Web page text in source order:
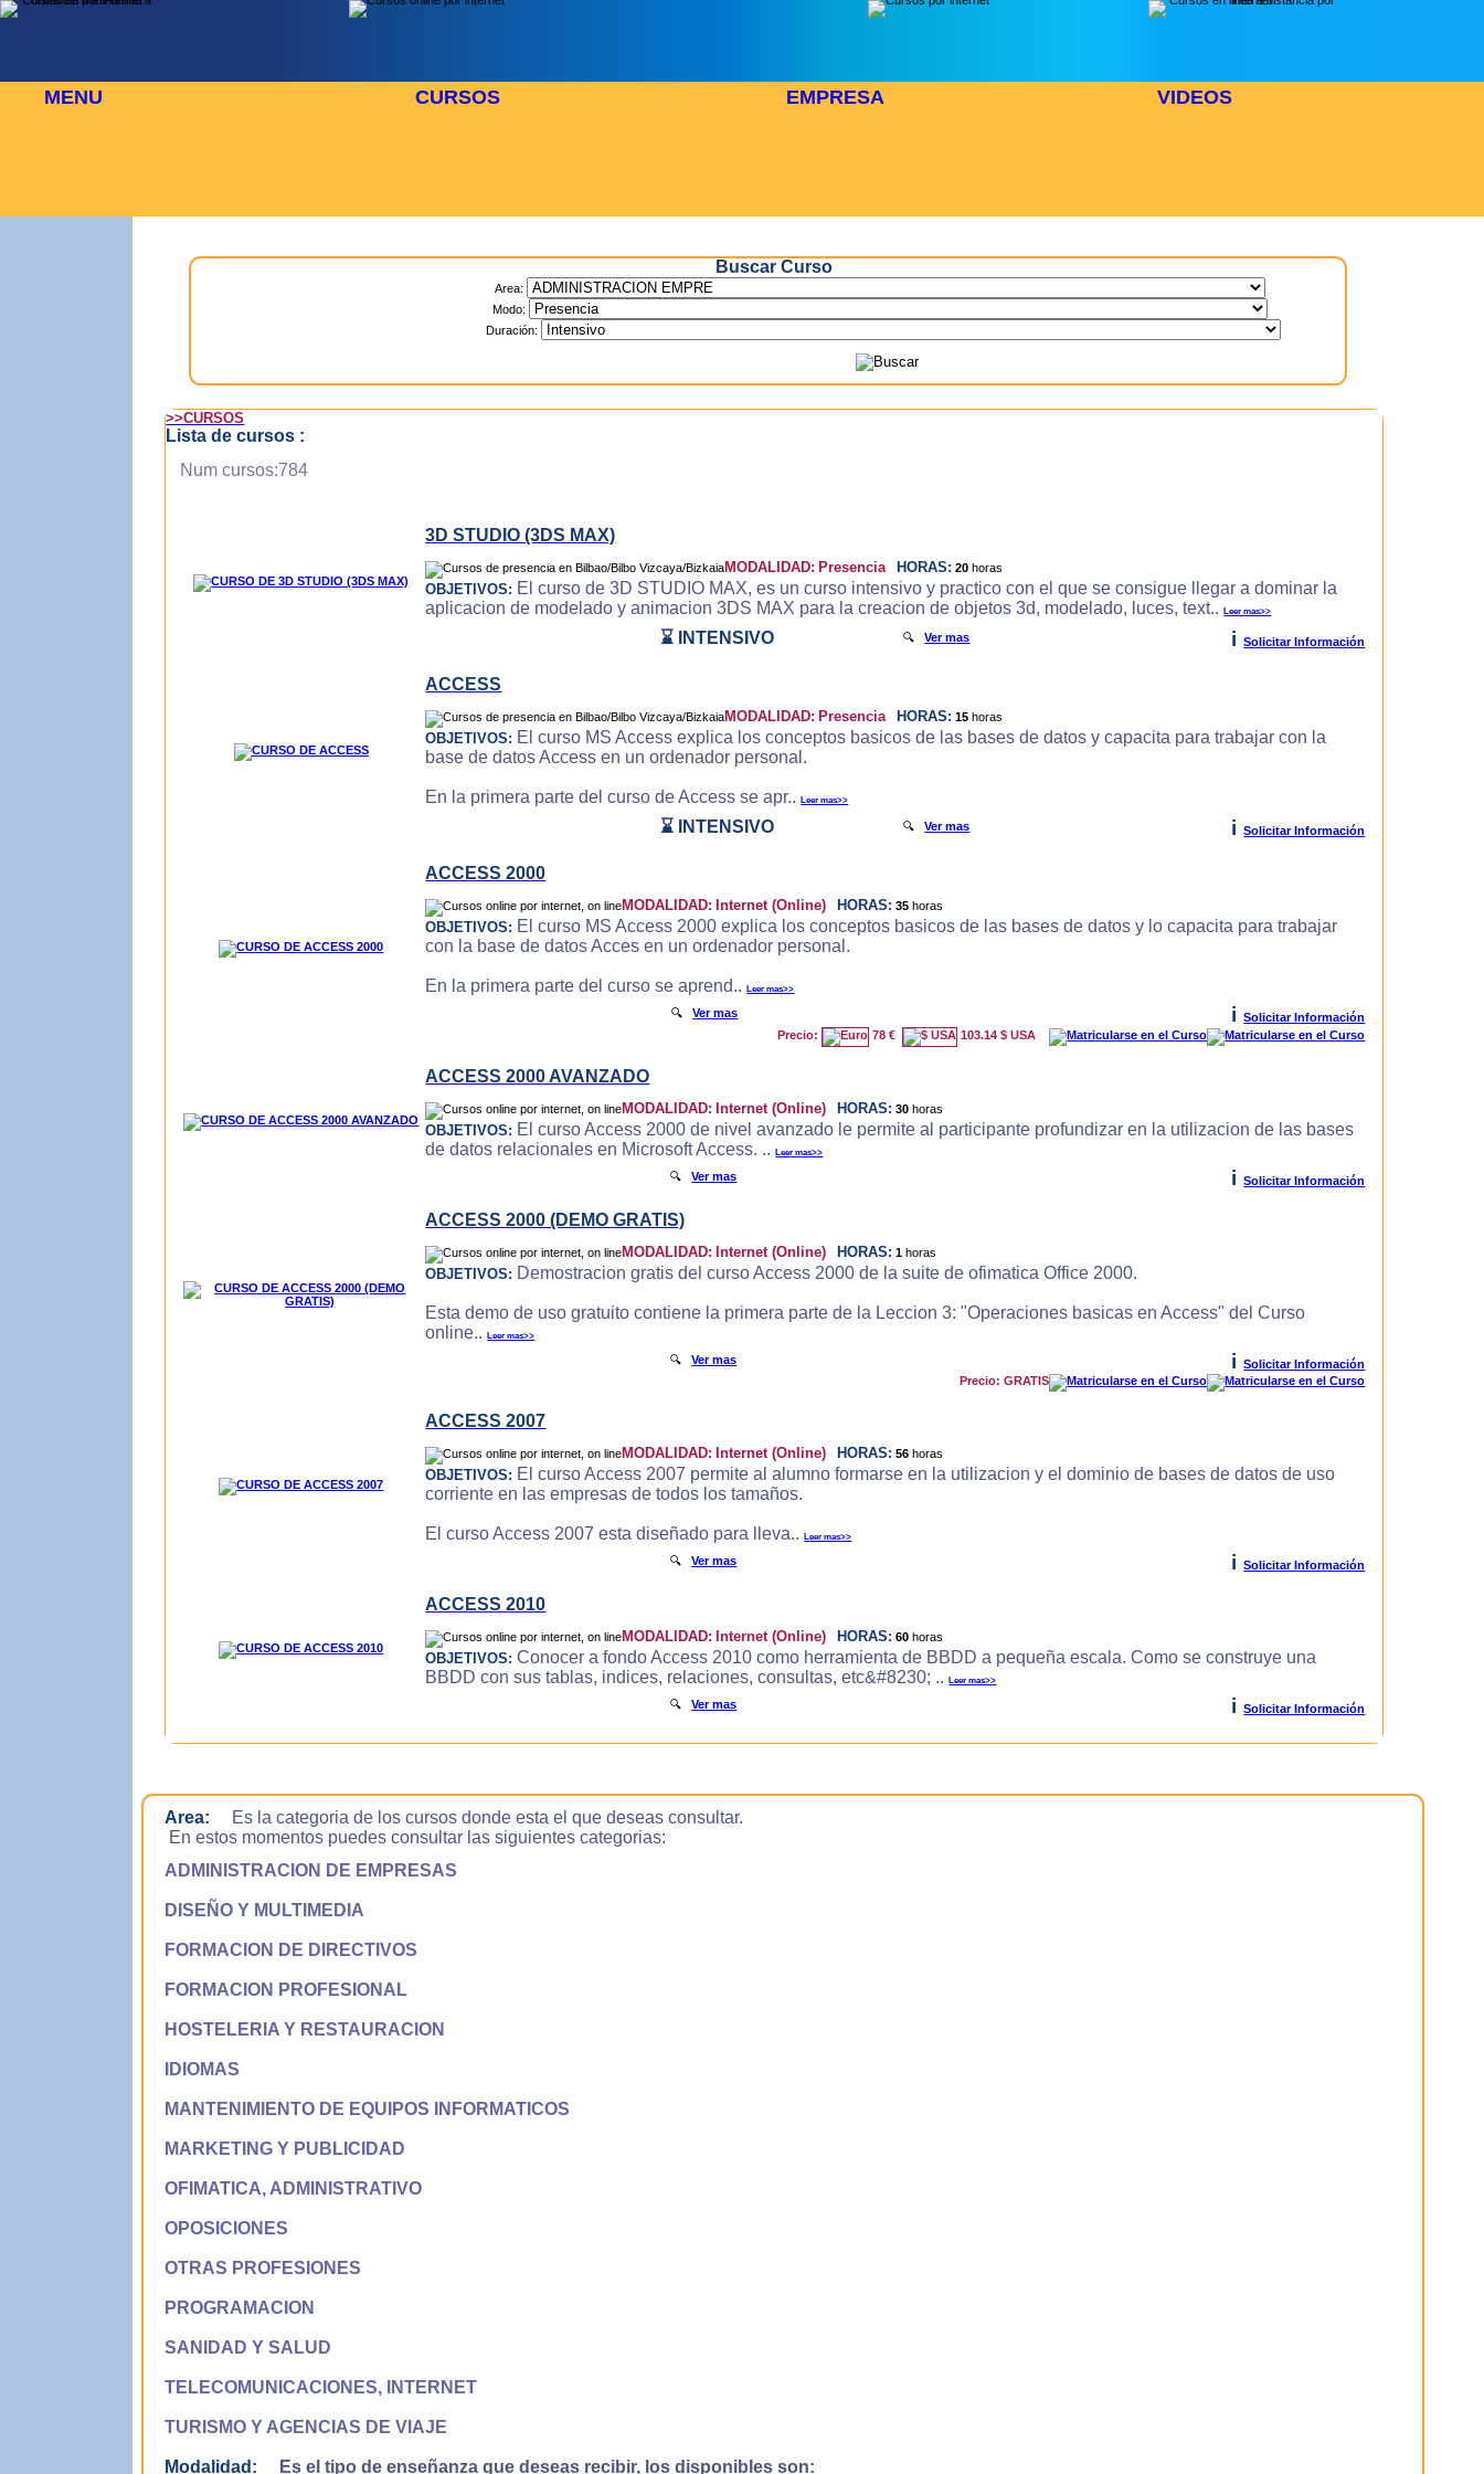
MENU CURSOS EMPRESA VIDEOS
Buscar Curso
Area:
Modo:
Duración:
>>CURSOS
Lista de cursos :
Num cursos:784
3D STUDIO (3DS MAX)
MODALIDAD: Presencia HORAS: 20 horas
OBJETIVOS: El curso de 3D STUDIO MAX, es un curso intensivo y practico con el que se consigue llegar a dominar la
aplicacion de modelado y animacion 3DS MAX para la creacion de objetos 3d, modelado, luces, text..Leer mas>>
⌛ INTENSIVO 🔍Ver mas i Solicitar Información
ACCESS
MODALIDAD: Presencia HORAS: 15 horas
OBJETIVOS: El curso MS Access explica los conceptos basicos de las bases de datos y capacita para trabajar con la
base de datos Access en un ordenador personal.
En la primera parte del curso de Access se apr..Leer mas>>
⌛ INTENSIVO 🔍Ver mas i Solicitar Información
ACCESS 2000
MODALIDAD: Internet (Online) HORAS: 35 horas
OBJETIVOS: El curso MS Access 2000 explica los conceptos basicos de las bases de datos y lo capacita para trabajar
con la base de datos Acces en un ordenador personal.
En la primera parte del curso se aprend..Leer mas>>
🔍Ver mas i
Solicitar Información
Precio:
78 € 103.14 $ USA
ACCESS 2000 AVANZADO
MODALIDAD: Internet (Online) HORAS: 30 horas
OBJETIVOS: El curso Access 2000 de nivel avanzado le permite al participante profundizar en la utilizacion de las bases
de datos relacionales en Microsoft Access. ..Leer mas>>
🔍Ver mas i Solicitar Información
ACCESS 2000 (DEMO GRATIS)
MODALIDAD: Internet (Online) HORAS: 1 horas
OBJETIVOS: Demostracion gratis del curso Access 2000 de la suite de ofimatica Office 2000.
Esta demo de uso gratuito contiene la primera parte de la Leccion 3: "Operaciones basicas en Access" del Curso
online..Leer mas>>
🔍Ver mas i
Solicitar Información
Precio: GRATIS
ACCESS 2007
MODALIDAD: Internet (Online) HORAS: 56 horas
OBJETIVOS: El curso Access 2007 permite al alumno formarse en la utilizacion y el dominio de bases de datos de uso
corriente en las empresas de todos los tamaños.
El curso Access 2007 esta diseñado para lleva..Leer mas>>
🔍Ver mas i Solicitar Información
ACCESS 2010
MODALIDAD: Internet (Online) HORAS: 60 horas
OBJETIVOS: Conocer a fondo Access 2010 como herramienta de BBDD a pequeña escala. Como se construye una
BBDD con sus tablas, indices, relaciones, consultas, etc&#8230; ..Leer mas>>
🔍Ver mas i Solicitar Información
Area:
Es la categoria de los cursos donde esta el que deseas consultar.
En estos momentos puedes consultar las siguientes categorias:
ADMINISTRACION DE EMPRESAS
DISEÑO Y MULTIMEDIA
FORMACION DE DIRECTIVOS
FORMACION PROFESIONAL
HOSTELERIA Y RESTAURACION
IDIOMAS
MANTENIMIENTO DE EQUIPOS INFORMATICOS
MARKETING Y PUBLICIDAD
OFIMATICA, ADMINISTRATIVO
OPOSICIONES
OTRAS PROFESIONES
PROGRAMACION
SANIDAD Y SALUD
TELECOMUNICACIONES, INTERNET
TURISMO Y AGENCIAS DE VIAJE
Modalidad: Es el tipo de enseñanza que deseas recibir, los disponibles son: